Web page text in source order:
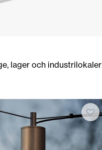
lager och industrilokaler